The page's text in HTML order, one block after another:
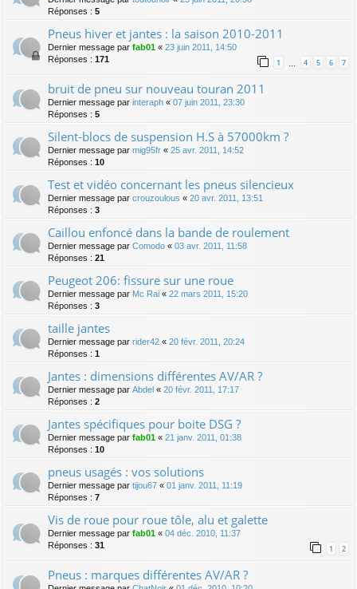
Réponses : 5
Pneus hiver et jantes : la saison 2010-2011
Dernier message par fab01 « 23 juin 2011, 14:50
Réponses : 171 1 … 4 5 6 7
bruit de pneu sur nouveau touran 2011
Dernier message par interaph « 07 juin 2011, 23:30
Réponses : 5
Silent-blocs de suspension H.S à 57000km ?
Dernier message par mig95fr « 25 avr. 2011, 14:52
Réponses : 10
Test et vidéo concernant les pneus silencieux
Dernier message par crouzoulous « 20 avr. 2011, 13:51
Réponses : 3
Caillou enfoncé dans la bande de roulement
Dernier message par Comodo « 03 avr. 2011, 11:58
Réponses : 21
Peugeot 206: fissure sur une roue
Dernier message par Mc Rai « 22 mars 2011, 15:20
Réponses : 3
taille jantes
Dernier message par rider42 « 20 févr. 2011, 20:24
Réponses : 1
Jantes : dimensions différentes AV/AR ?
Dernier message par Abdel « 20 févr. 2011, 17:17
Réponses : 2
Jantes spécifiques pour boite DSG ?
Dernier message par fab01 « 21 janv. 2011, 01:38
Réponses : 10
pneus usagés : vos solutions
Dernier message par tijou67 « 01 janv. 2011, 11:19
Réponses : 7
Vis de roue pour roue tôle, alu et galette
Dernier message par fab01 « 04 déc. 2010, 11:37
Réponses : 31 1 2
Pneus : marques différentes AV/AR ?